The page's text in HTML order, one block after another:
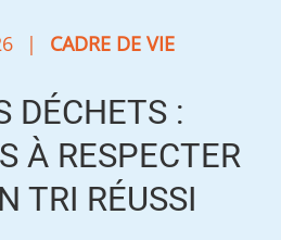
| CADRE DE VIE
DÉCHETS :
À RESPECTER
TRI RÉUSSI